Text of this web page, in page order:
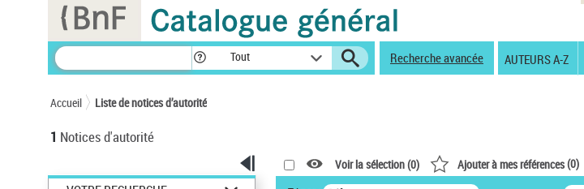
Tout Recherche avancée AUTEURS A-Z
Accueil Liste de notices d’autorité
1 Notices d'autorité
Voir la sélection (0) Ajouter à mes références(0)
Panneau de gestion des cookies